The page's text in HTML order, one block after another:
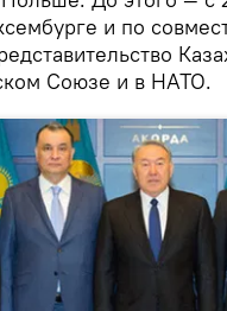
и по
Союзе и в НАТО.